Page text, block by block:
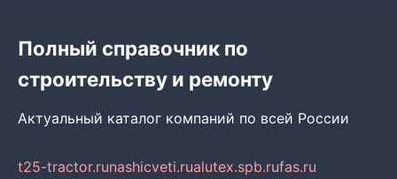
Полный справочник по
строительству и ремонту
Актуальный каталог компаний по всей России
t25-tractor.runashicveti.rualutex.spb.rufas.ru